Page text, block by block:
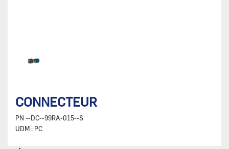
CONNECTEUR
PN --DC--99RA-015--S
UDM : PC